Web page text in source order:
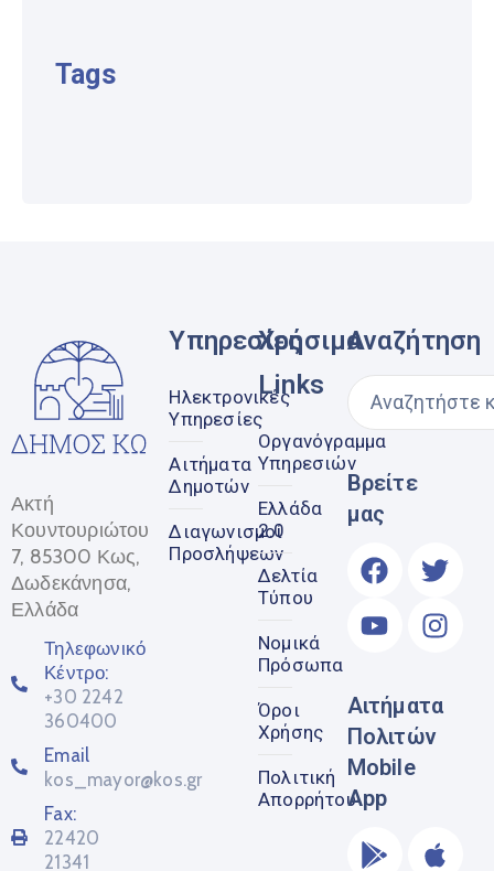
Tags
Ακτή
Κουντουριώτου
7, 85300 Κως,
Δωδεκάνησα,
Ελλάδα
Τηλεφωνικό
Κέντρο:
+30 2242
360400
Email
kos_mayor@kos.gr
Fax:
22420
21341
Υπηρεσίες
Ηλεκτρονικές
Υπηρεσίες
Αιτήματα
Δημοτών
Διαγωνισμοί
Προσλήψεων
Χρήσιμα
Links
Οργανόγραμμα
Υπηρεσιών
Ελλάδα
2.0
Δελτία
Τύπου
Νομικά
Πρόσωπα
Όροι
Χρήσης
Πολιτική
Απορρήτου
Αναζήτηση
Βρείτε
μας
Αιτήματα
Πολιτών
Mobile
App